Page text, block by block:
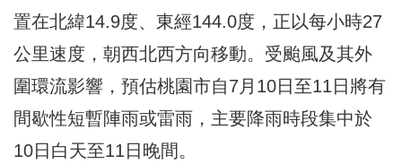
置在北緯14.9度、東經144.0度，正以每小時27
公里速度，朝西北西方向移動。受颱風及其外
圍環流影響，預估桃園市自7月10日至11日將有
間歇性短暫陣雨或雷雨，主要降雨時段集中於
10日白天至11日晚間。